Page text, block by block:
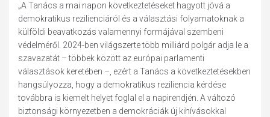
„A Tanács a mai napon következtetéseket hagyott jóvá a
demokratikus rezilienciáról és a választási folyamatoknak a
külföldi beavatkozás valamennyi formájával szembeni
védelméről. 2024-ben világszerte több milliárd polgár adja le a
szavazatát – többek között az európai parlamenti
választások keretében –, ezért a Tanács a következtetésekben
hangsúlyozza, hogy a demokratikus reziliencia kérdése
továbbra is kiemelt helyet foglal el a napirendjén. A változó
biztonsági környezetben a demokráciák új kihívásokkal